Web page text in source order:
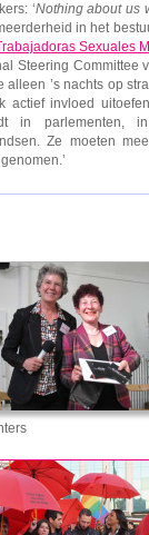
‘Nothing about us
in het
Sexuales
Steering Committee
alleen ’s nachts op
actief invloed
in parlementen,
Ze moeten